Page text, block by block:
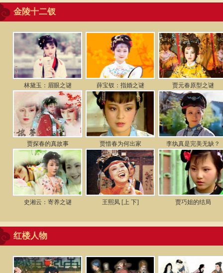
金陵十二钗
林黛玉：眉眼之谜 薛宝钗：指婚之谜 贾元春原型之谜
贾探春的真故事 贾惜春为何出家 李纨真是完美无缺？
史湘云：寄养之谜 王熙凤 [上 下] 贾巧姐的结局
红楼人物